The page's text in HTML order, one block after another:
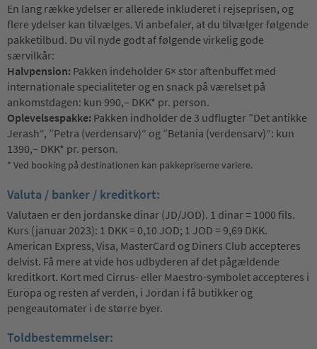
En lang række ydelser er allerede inkluderet i rejseprisen, og
flere ydelser kan tilvælges. Vi anbefaler, at du tilvælger følgende
pakketilbud. Du vil nyde godt af følgende virkelig gode
særvilkår:
Halvpension: Pakken indeholder 6× stor aftenbuffet med
internationale specialiteter og en snack på værelset på
ankomstdagen: kun 990,– DKK* pr. person.
Oplevelsespakke: Pakken indholder de 3 udflugter ”Det antikke
Jerash“, ”Petra (verdensarv)“ og ”Betania (verdensarv)“: kun
1390,– DKK* pr. person.
* Ved booking på destinationen kan pakkepriserne variere.
Valuta / banker / kreditkort:
Valutaen er den jordanske dinar (JD/JOD). 1 dinar = 1000 fils.
Kurs (januar 2023): 1 DKK = 0,10 JOD; 1 JOD = 9,69 DKK.
American Express, Visa, MasterCard og Diners Club accepteres
delvist. Få mere at vide hos udbyderen af det pågældende
kreditkort. Kort med Cirrus- eller Maestro-symbolet accepteres i
Europa og resten af verden, i Jordan i få butikker og
pengeautomater i de større byer.
Toldbestemmelser: